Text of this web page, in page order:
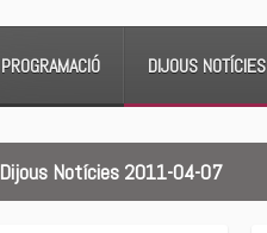
PROGRAMACIÓ DIJOUS NOTÍCIES
Dijous Notícies 2011-04-07